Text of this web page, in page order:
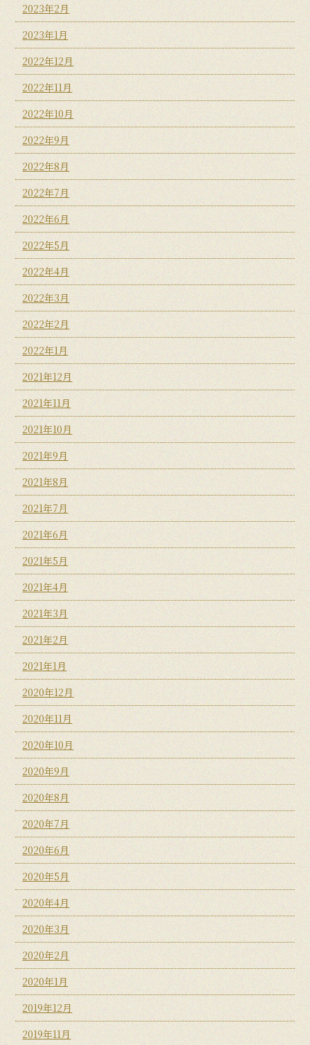
2023年2月
2023年1月
2022年12月
2022年11月
2022年10月
2022年9月
2022年8月
2022年7月
2022年6月
2022年5月
2022年4月
2022年3月
2022年2月
2022年1月
2021年12月
2021年11月
2021年10月
2021年9月
2021年8月
2021年7月
2021年6月
2021年5月
2021年4月
2021年3月
2021年2月
2021年1月
2020年12月
2020年11月
2020年10月
2020年9月
2020年8月
2020年7月
2020年6月
2020年5月
2020年4月
2020年3月
2020年2月
2020年1月
2019年12月
2019年11月